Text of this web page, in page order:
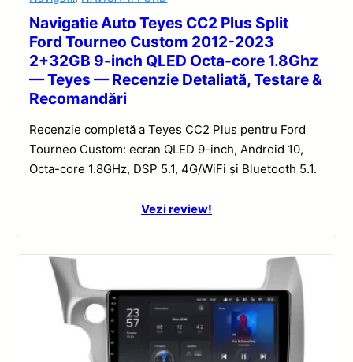
Navigatie Auto Teyes CC2 Plus Split
Ford Tourneo Custom 2012-2023
2+32GB 9-inch QLED Octa-core 1.8Ghz
— Teyes — Recenzie Detaliată, Testare &
Recomandări
Recenzie completă a Teyes CC2 Plus pentru Ford
Tourneo Custom: ecran QLED 9-inch, Android 10,
Octa-core 1.8GHz, DSP 5.1, 4G/WiFi și Bluetooth 5.1.
Vezi review!